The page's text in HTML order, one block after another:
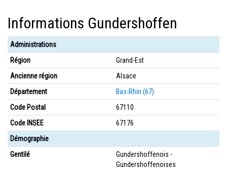
Informations Gundershoffen
Administrations
Région
Grand-Est
Ancienne région
Alsace
Département
Bas-Rhin (67)
Code Postal
67110
Code INSEE
67176
Démographie
Gentilé
Gundershoffenois -
Gundershoffenoises